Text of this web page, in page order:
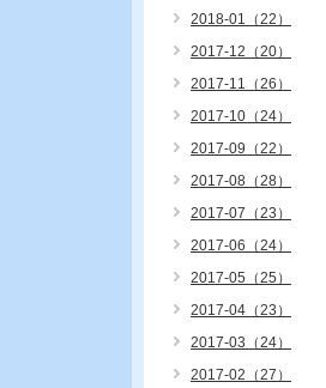
2018-01（22）
2017-12（20）
2017-11（26）
2017-10（24）
2017-09（22）
2017-08（28）
2017-07（23）
2017-06（24）
2017-05（25）
2017-04（23）
2017-03（24）
2017-02（27）